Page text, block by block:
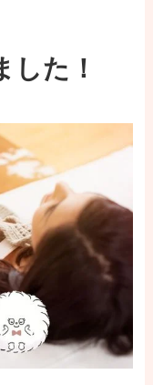
した！